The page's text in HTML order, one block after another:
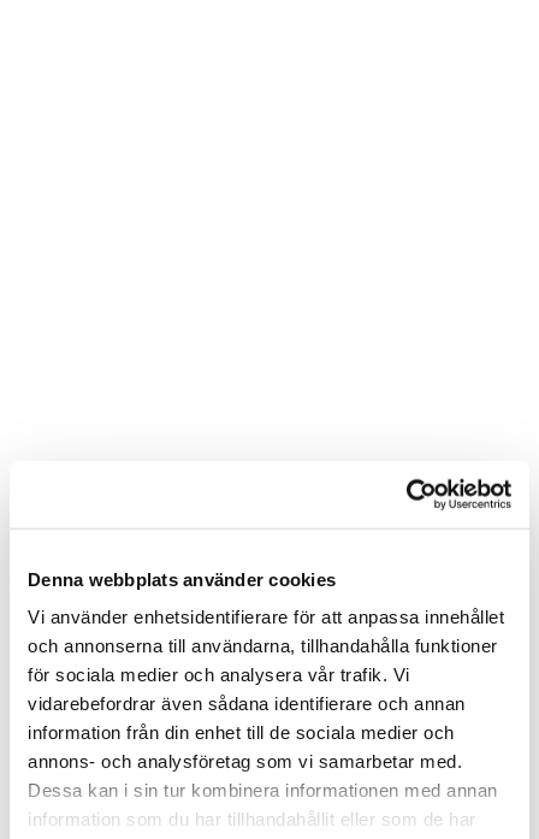
Denna webbplats använder cookies
Vi använder enhetsidentifierare för att anpassa innehållet
och annonserna till användarna, tillhandahålla funktioner
för sociala medier och analysera vår trafik. Vi
vidarebefordrar även sådana identifierare och annan
information från din enhet till de sociala medier och
annons- och analysföretag som vi samarbetar med.
Dessa kan i sin tur kombinera informationen med annan
information som du har tillhandahållit eller som de har